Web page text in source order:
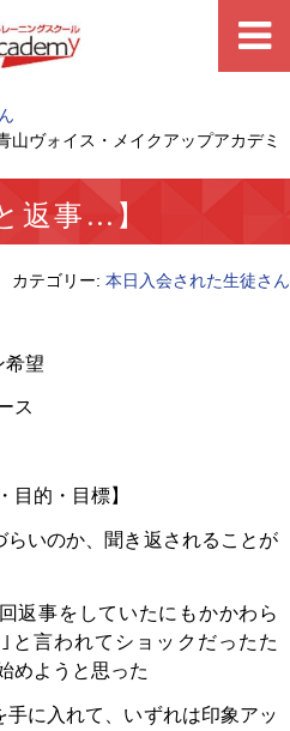
ヴォイス・メイクアップアカデミ
返事…】
カテゴリー: 本日入会された生徒さん
希望
ス
目的・目標】
いのか、聞き返されることが
返事をしていたにもかかわら
と言われてショックだったた
めようと思った
に入れて、いずれは印象アッ